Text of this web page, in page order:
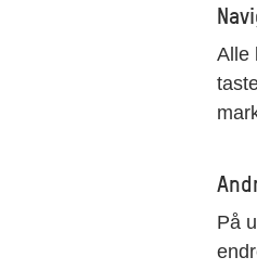
Alle
På